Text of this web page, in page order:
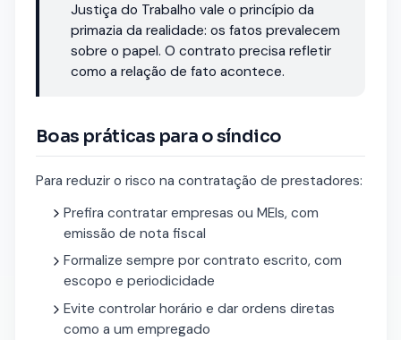
Justiça do Trabalho vale o princípio da
primazia da realidade: os fatos prevalecem
sobre o papel. O contrato precisa refletir
como a relação de fato acontece.
Boas práticas para o síndico
Para reduzir o risco na contratação de prestadores:
Prefira contratar empresas ou MEIs, com
emissão de nota fiscal
Formalize sempre por contrato escrito, com
escopo e periodicidade
Evite controlar horário e dar ordens diretas
como a um empregado